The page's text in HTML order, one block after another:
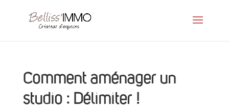
Comment aménager un
studio : Délimiter !